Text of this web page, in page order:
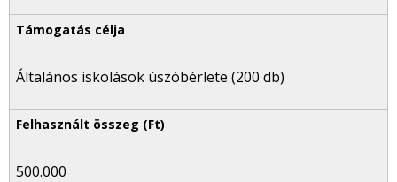
Általános iskolások úszóbérlete (200 db)
500.000